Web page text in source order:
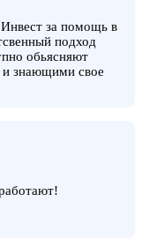
за помощь в
подход
обьясняют
и знающими свое